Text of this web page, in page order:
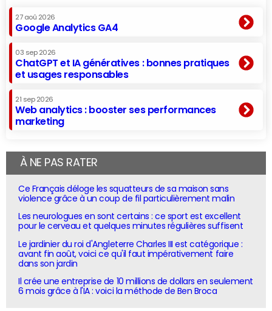
27 aoû 2026
Google Analytics GA4
03 sep 2026
ChatGPT et IA génératives : bonnes pratiques
et usages responsables
21 sep 2026
Web analytics : booster ses performances
marketing
À NE PAS RATER
Ce Français déloge les squatteurs de sa maison sans
violence grâce à un coup de fil particulièrement malin
Les neurologues en sont certains : ce sport est excellent
pour le cerveau et quelques minutes régulières suffisent
Le jardinier du roi d'Angleterre Charles III est catégorique :
avant fin août, voici ce qu'il faut impérativement faire
dans son jardin
Il crée une entreprise de 10 millions de dollars en seulement
6 mois grâce à l'IA : voici la méthode de Ben Broca